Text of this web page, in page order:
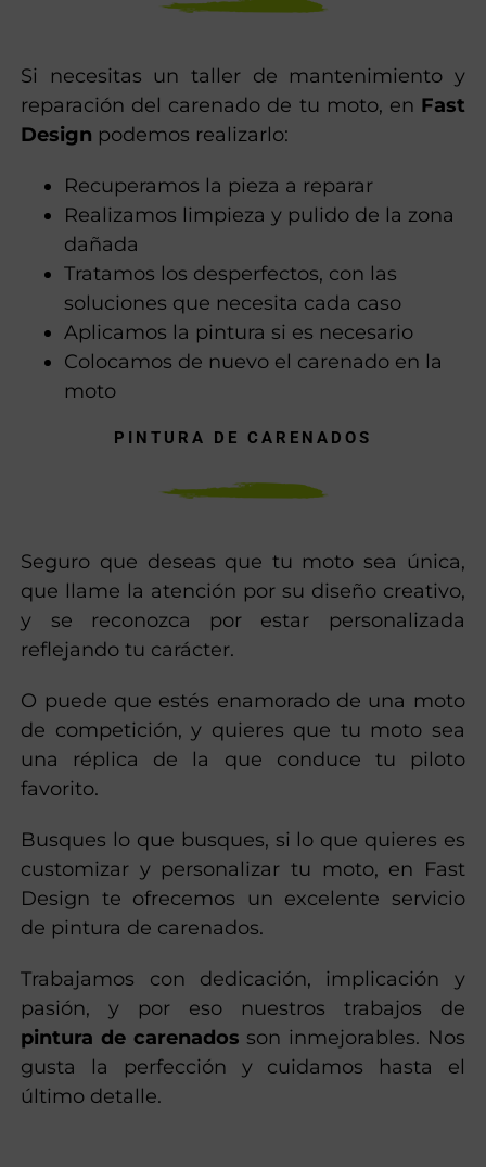
Si necesitas un taller de mantenimiento y
reparación del carenado de tu moto, en Fast
Design podemos realizarlo:
Recuperamos la pieza a reparar
Realizamos limpieza y pulido de la zona
dañada
Tratamos los desperfectos, con las
soluciones que necesita cada caso
Aplicamos la pintura si es necesario
Colocamos de nuevo el carenado en la
moto
PINTURA DE CARENADOS
Seguro que deseas que tu moto sea única,
que llame la atención por su diseño creativo,
y se reconozca por estar personalizada
reflejando tu carácter.
O puede que estés enamorado de una moto
de competición, y quieres que tu moto sea
una réplica de la que conduce tu piloto
favorito.
Busques lo que busques, si lo que quieres es
customizar y personalizar tu moto, en Fast
Design te ofrecemos un excelente servicio
de pintura de carenados.
Trabajamos con dedicación, implicación y
pasión, y por eso nuestros trabajos de
pintura de carenados son inmejorables. Nos
gusta la perfección y cuidamos hasta el
último detalle.